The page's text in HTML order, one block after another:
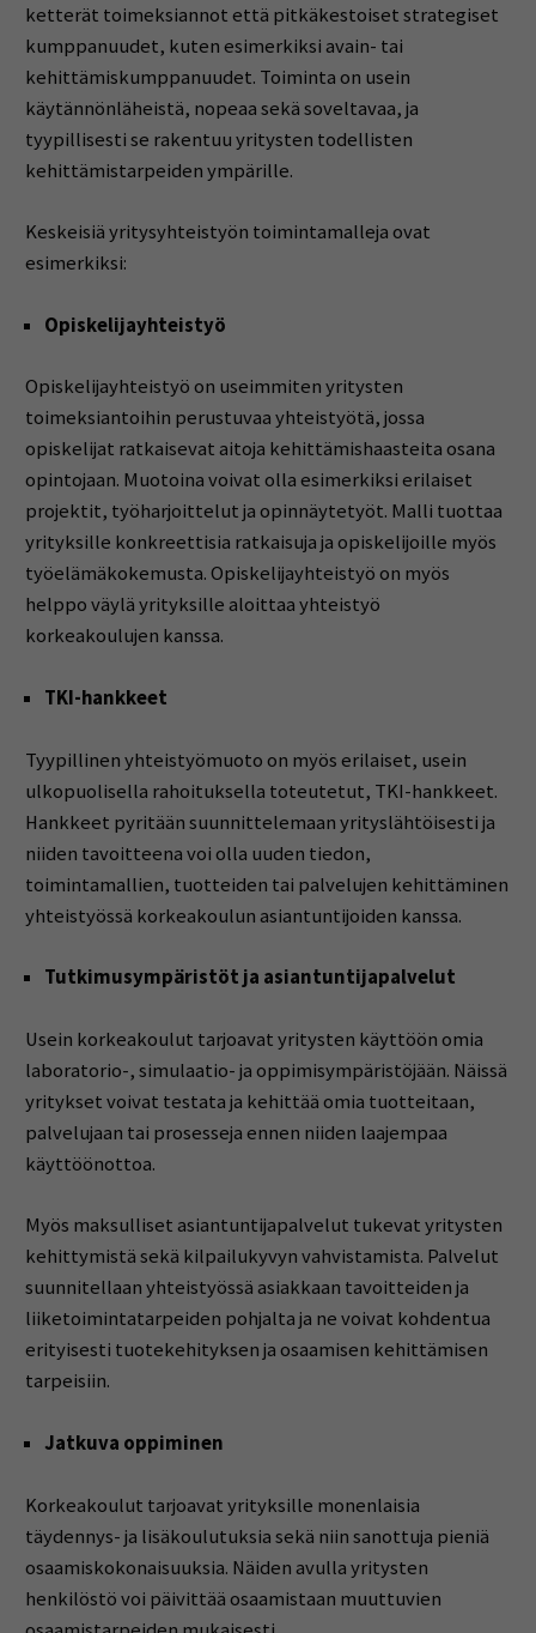
ketterät toimeksiannot että pitkäkestoiset strategiset
kumppanuudet, kuten esimerkiksi avain- tai
kehittämiskumppanuudet. Toiminta on usein
käytännönläheistä, nopeaa sekä soveltavaa, ja
tyypillisesti se rakentuu yritysten todellisten
kehittämistarpeiden ympärille.
Keskeisiä yritysyhteistyön toimintamalleja ovat
esimerkiksi:
Opiskelijayhteistyö
Opiskelijayhteistyö on useimmiten yritysten
toimeksiantoihin perustuvaa yhteistyötä, jossa
opiskelijat ratkaisevat aitoja kehittämishaasteita osana
opintojaan. Muotoina voivat olla esimerkiksi erilaiset
projektit, työharjoittelut ja opinnäytetyöt. Malli tuottaa
yrityksille konkreettisia ratkaisuja ja opiskelijoille myös
työelämäkokemusta. Opiskelijayhteistyö on myös
helppo väylä yrityksille aloittaa yhteistyö
korkeakoulujen kanssa.
TKI-hankkeet
Tyypillinen yhteistyömuoto on myös erilaiset, usein
ulkopuolisella rahoituksella toteutetut, TKI-hankkeet.
Hankkeet pyritään suunnittelemaan yrityslähtöisesti ja
niiden tavoitteena voi olla uuden tiedon,
toimintamallien, tuotteiden tai palvelujen kehittäminen
yhteistyössä korkeakoulun asiantuntijoiden kanssa.
Tutkimusympäristöt ja asiantuntijapalvelut
Usein korkeakoulut tarjoavat yritysten käyttöön omia
laboratorio-, simulaatio- ja oppimisympäristöjään. Näissä
yritykset voivat testata ja kehittää omia tuotteitaan,
palvelujaan tai prosesseja ennen niiden laajempaa
käyttöönottoa.
Myös maksulliset asiantuntijapalvelut tukevat yritysten
kehittymistä sekä kilpailukyvyn vahvistamista. Palvelut
suunnitellaan yhteistyössä asiakkaan tavoitteiden ja
liiketoimintatarpeiden pohjalta ja ne voivat kohdentua
erityisesti tuotekehityksen ja osaamisen kehittämisen
tarpeisiin.
Jatkuva oppiminen
Korkeakoulut tarjoavat yrityksille monenlaisia
täydennys- ja lisäkoulutuksia sekä niin sanottuja pieniä
osaamiskokonaisuuksia. Näiden avulla yritysten
henkilöstö voi päivittää osaamistaan muuttuvien